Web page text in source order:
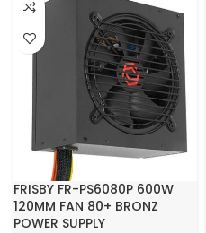
FRISBY FR-PS6080P 600W
120MM FAN 80+ BRONZ
POWER SUPPLY